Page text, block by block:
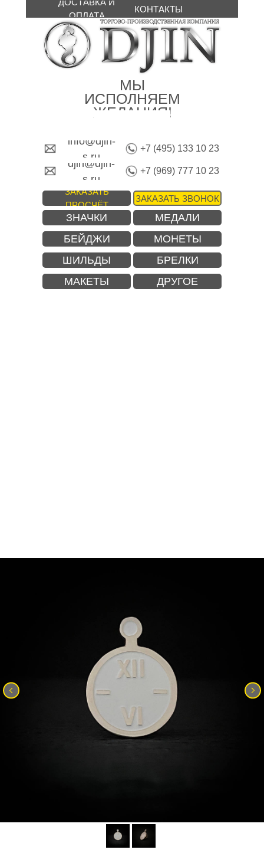
МЫ
ИСПОЛНЯЕМ
ЖЕЛАНИЯ!
ЗАКАЗАТЬ
ПРОСЧЁТ
+7 (969) 777 10 23
+7 (495) 133 10 23
ЗАКАЗАТЬ ЗВОНОК
ДОСТАВКА И
ОПЛАТА
КОНТАКТЫ
ЗНАЧКИ МЕДАЛИ
ШИЛЬДЫ БРЕЛКИ
БЕЙДЖИ МОНЕТЫ
info@djin-
s.ru
djin@djin-
s.ru
МАКЕТЫ ДРУГОЕ